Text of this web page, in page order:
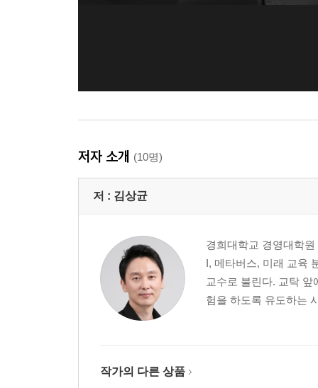
저자 소개 (10명)
저 : 김상균
경희대학교 경영대학
I, 메타버스, 미래 교육
교수로 불린다. 교탁
험을 하도록 유도하는
작가의 다른 상품